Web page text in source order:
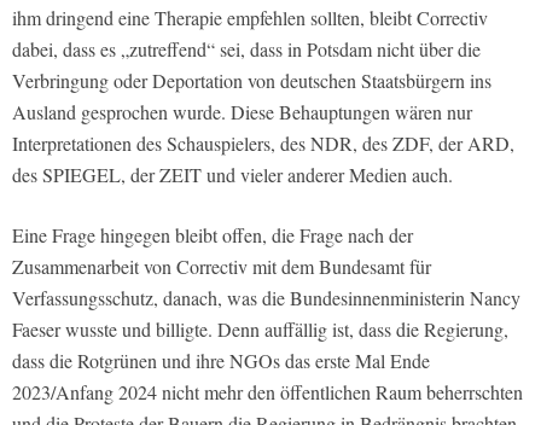
ihm dringend eine Therapie empfehlen sollten, bleibt Correctiv
dabei, dass es „zutreffend“ sei, dass in Potsdam nicht über die
Verbringung oder Deportation von deutschen Staatsbürgern ins
Ausland gesprochen wurde. Diese Behauptungen wären nur
Interpretationen des Schauspielers, des NDR, des ZDF, der ARD,
des SPIEGEL, der ZEIT und vieler anderer Medien auch.
Eine Frage hingegen bleibt offen, die Frage nach der
Zusammenarbeit von Correctiv mit dem Bundesamt für
Verfassungsschutz, danach, was die Bundesinnenministerin Nancy
Faeser wusste und billigte. Denn auffällig ist, dass die Regierung,
dass die Rotgrünen und ihre NGOs das erste Mal Ende
2023/Anfang 2024 nicht mehr den öffentlichen Raum beherrschten